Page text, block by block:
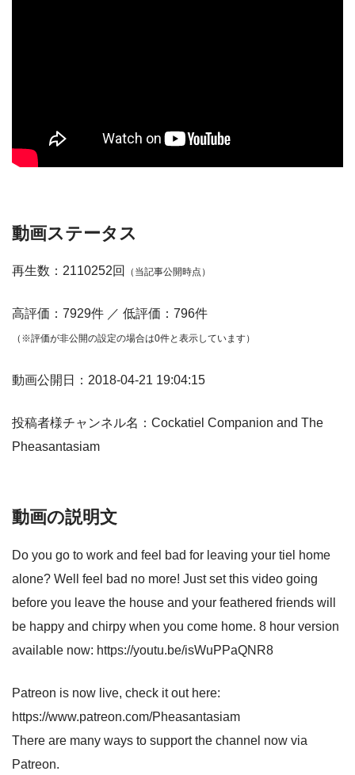
動画ステータス
再生数：2110252回 （当記事公開時点）
高評価：7929件 ／ 低評価：796件
（※評価が非公開の設定の場合は0件と表示しています）
動画公開日：2018-04-21 19:04:15
投稿者様チャンネル名：Cockatiel Companion and The
Pheasantasiam
動画の説明文
Do you go to work and feel bad for leaving your tiel home
alone? Well feel bad no more! Just set this video going
before you leave the house and your feathered friends will
be happy and chirpy when you come home. 8 hour version
available now: https://youtu.be/isWuPPaQNR8
Patreon is now live, check it out here:
https://www.patreon.com/Pheasantasiam
There are many ways to support the channel now via
Patreon.